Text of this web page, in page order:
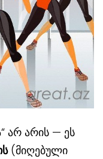
არ არის — ეს
(მიღებული